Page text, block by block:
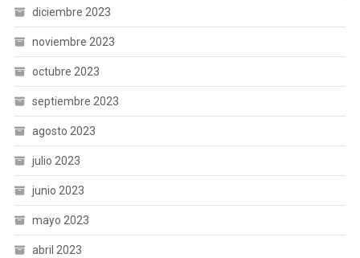
diciembre 2023
noviembre 2023
octubre 2023
septiembre 2023
agosto 2023
julio 2023
junio 2023
mayo 2023
abril 2023